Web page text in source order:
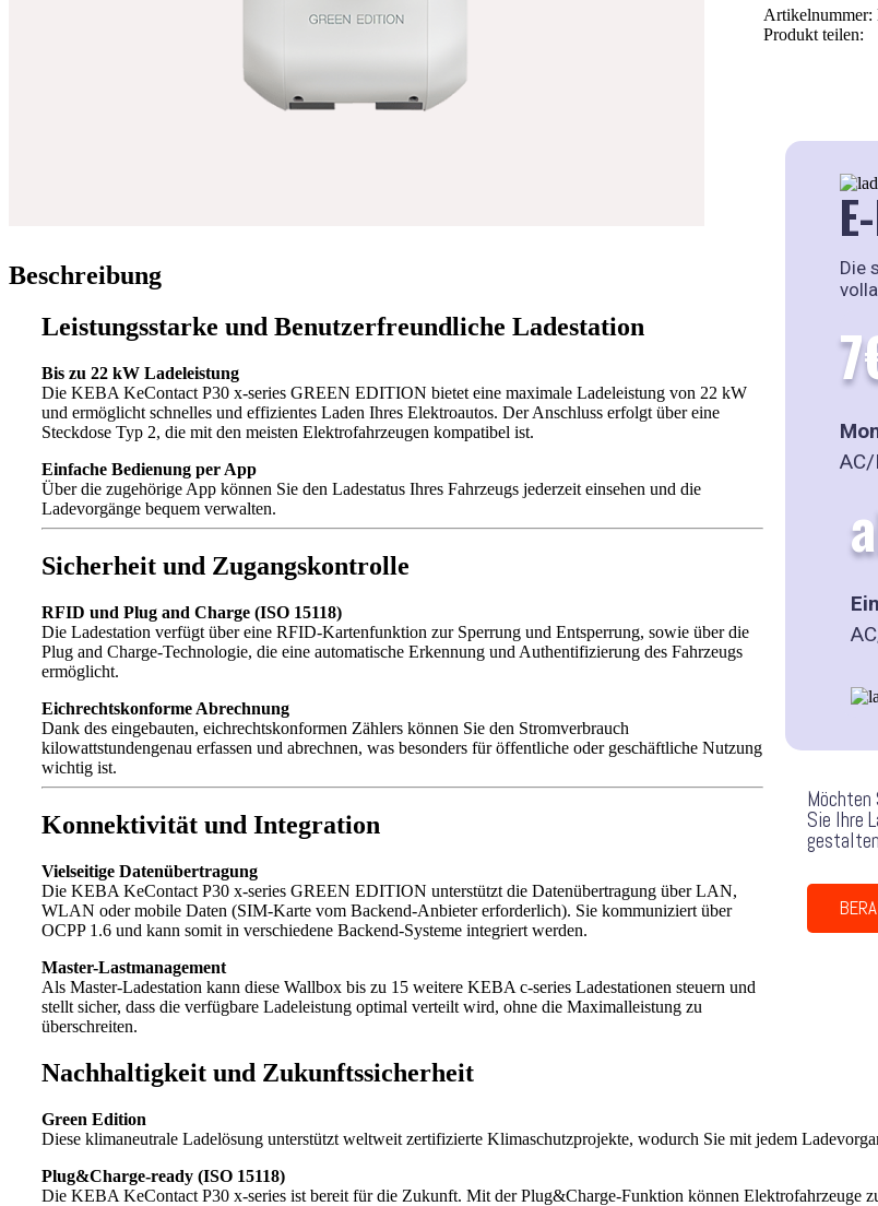
Serie
(Master)
125.101
Artikelnummer:
Produkt teilen:
Die
AC/
Möchten
Sie Ihre
Beschreibung
Leistungsstarke und Benutzerfreundliche Ladestation
Bis zu 22 kW Ladeleistung
Die KEBA KeContact P30 x-series GREEN EDITION bietet eine maximale Ladeleistung von 22 kW
und ermöglicht schnelles und effizientes Laden Ihres Elektroautos. Der Anschluss erfolgt über eine
Steckdose Typ 2, die mit den meisten Elektrofahrzeugen kompatibel ist.
Einfache Bedienung per App
Über die zugehörige App können Sie den Ladestatus Ihres Fahrzeugs jederzeit einsehen und die
Ladevorgänge bequem verwalten.
Sicherheit und Zugangskontrolle
RFID und Plug and Charge (ISO 15118)
Die Ladestation verfügt über eine RFID-Kartenfunktion zur Sperrung und Entsperrung, sowie über die
Plug and Charge-Technologie, die eine automatische Erkennung und Authentifizierung des Fahrzeugs
ermöglicht.
Eichrechtskonforme Abrechnung
Dank des eingebauten, eichrechtskonformen Zählers können Sie den Stromverbrauch
kilowattstundengenau erfassen und abrechnen, was besonders für öffentliche oder geschäftliche Nutzung
wichtig ist.
Konnektivität und Integration
Vielseitige Datenübertragung
Die KEBA KeContact P30 x-series GREEN EDITION unterstützt die Datenübertragung über LAN,
WLAN oder mobile Daten (SIM-Karte vom Backend-Anbieter erforderlich). Sie kommuniziert über
OCPP 1.6 und kann somit in verschiedene Backend-Systeme integriert werden.
Master-Lastmanagement
Als Master-Ladestation kann diese Wallbox bis zu 15 weitere KEBA c-series Ladestationen steuern und
stellt sicher, dass die verfügbare Ladeleistung optimal verteilt wird, ohne die Maximalleistung zu
überschreiten.
Nachhaltigkeit und Zukunftssicherheit
Green Edition
Diese klimaneutrale Ladelösung unterstützt weltweit zertifizierte Klimaschutzprojekte, wodurch Sie mit jedem
Plug&Charge-ready (ISO 15118)
Die KEBA KeContact P30 x-series ist bereit für die Zukunft. Mit der Plug&Charge-Funktion können Elektrofahrzeuge